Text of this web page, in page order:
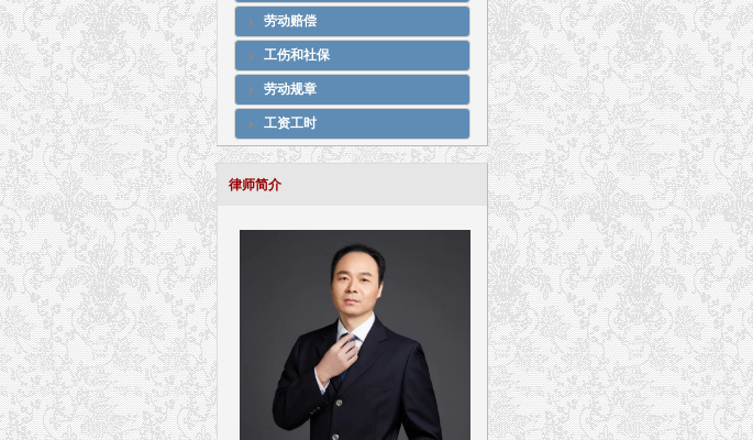
劳动赔偿
工伤和社保
劳动规章
工资工时
律师简介